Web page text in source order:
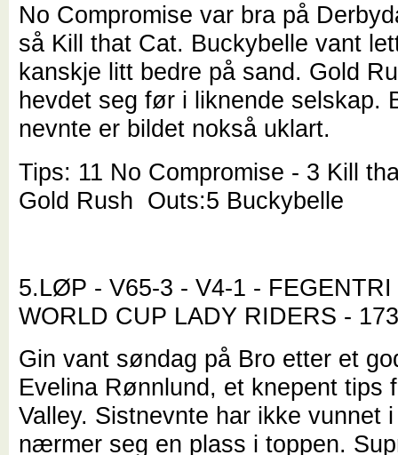
No Compromise var bra på
så Kill that Cat. Buckybelle vant
kanskje litt bedre på sand. Gold
hevdet seg før i liknende selskap.
nevnte er bildet nokså uklart.
Tips: 11 No Compromise - 3 Kill
Gold Rush Outs:5 Buckybelle
5.LØP - V65-3 - V4-1 -
WORLD CUP LADY RIDERS -
Gin vant søndag på Bro etter et
Evelina Rønnlund, et knepent tips
Valley. Sistnevnte har ikke vunnet
nærmer seg en plass i toppen.